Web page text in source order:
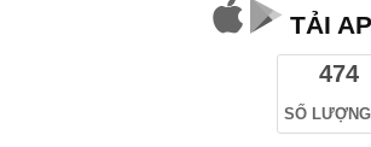
TẢI
474
SỐ